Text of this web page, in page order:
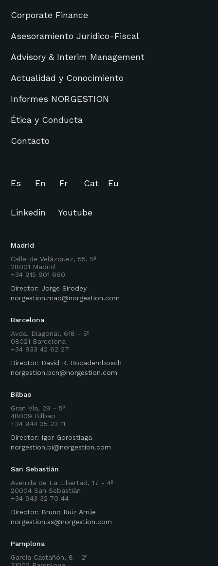
Corporate Finance
Asesoramiento Jurídico-Fiscal
Advisory & Interim Management
Actualidad y Conocimiento
Informes NORGESTION
Ética y Conducta
Contacto
Madrid
Calle de Velázquez, 55, 5º
28001 Madrid
+34 915 901 660
Director: Jorge Sirodey
norgestion.mad@norgestion.com
Barcelona
Avda. Diagonal, 618 - 5º
08021 Barcelona
+34 933 42 62 27
Director: David R. Rocadembosch
norgestion.bcn@norgestion.com
Bilbao
Gran Vía, 29 - 5º
48009 Bilbao
+34 944 35 23 11
Director: Igor Gorostiaga
norgestion.bi@norgestion.com
San Sebastián
Avenida de La Libertad, 17 - 4º
20004 San Sebastián
+34 943 32 70 44
Director: Bruno Ruiz Arrúe
norgestion.ss@norgestion.com
Pamplona
García Castañón, 8 - 2º
Es En Fr Cat Eu
Linkedin Youtube